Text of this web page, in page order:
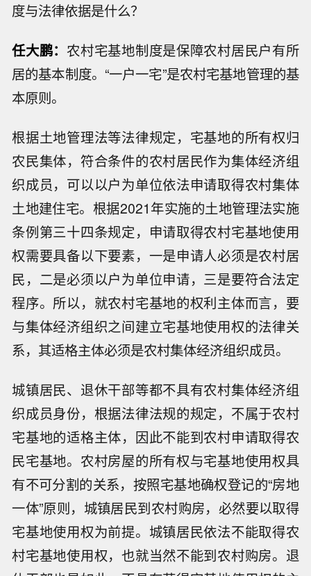
度与法律依据是什么？
任大鹏： 农村宅基地制度是保障农村居民户有所
居的基本制度。“一户一宅”是农村宅基地管理的基
本原则。
根据土地管理法等法律规定，宅基地的所有权归
农民集体，符合条件的农村居民作为集体经济组
织成员，可以以户为单位依法申请取得农村集体
土地建住宅。根据2021年实施的土地管理法实施
条例第三十四条规定，申请取得农村宅基地使用
权需要具备以下要素，一是申请人必须是农村居
民，二是必须以户为单位申请，三是要符合法定
程序。所以，就农村宅基地的权利主体而言，要
与集体经济组织之间建立宅基地使用权的法律关
系，其适格主体必须是农村集体经济组织成员。
城镇居民、退休干部等都不具有农村集体经济组
织成员身份，根据法律法规的规定，不属于农村
宅基地的适格主体，因此不能到农村申请取得农
民宅基地。农村房屋的所有权与宅基地使用权具
有不可分割的关系，按照宅基地确权登记的“房地
一体”原则，城镇居民到农村购房，必然要以取得
宅基地使用权为前提。城镇居民依法不能取得农
村宅基地使用权，也就当然不能到农村购房。退